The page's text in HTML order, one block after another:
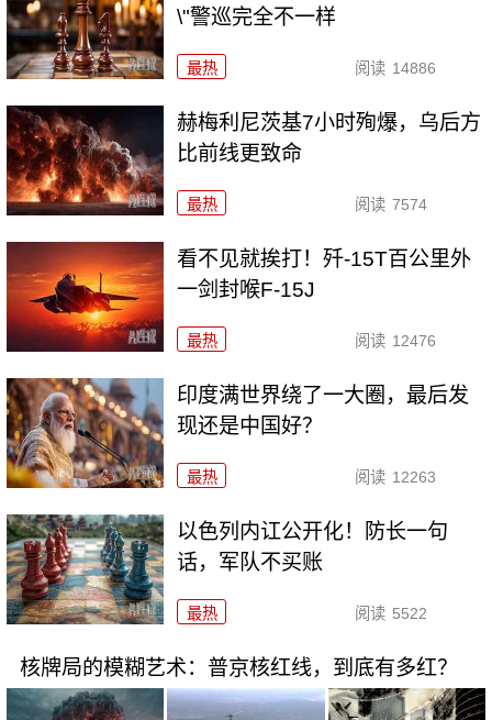
\"警巡完全不一样
最热 阅读 14886
赫梅利尼茨基7小时殉爆，乌后方
比前线更致命
最热 阅读 7574
看不见就挨打！歼-15T百公里外
一剑封喉F-15J
最热 阅读 12476
印度满世界绕了一大圈，最后发
现还是中国好？
最热 阅读 12263
以色列内讧公开化！防长一句
话，军队不买账
最热 阅读 5522
核牌局的模糊艺术：普京核红线，到底有多红？